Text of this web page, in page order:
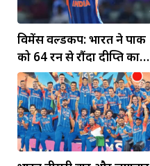
विमेंस वर्ल्डकप: भारत ने पाक
को 64 रन से रौंदा दीप्ति का
पंजा... मंधाना की फिफ्टी